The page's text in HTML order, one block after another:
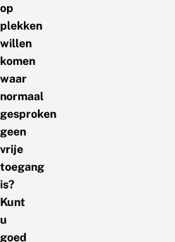
op
plekken
willen
komen
waar
normaal
gesproken
geen
vrije
toegang
is?
Kunt
u
goed